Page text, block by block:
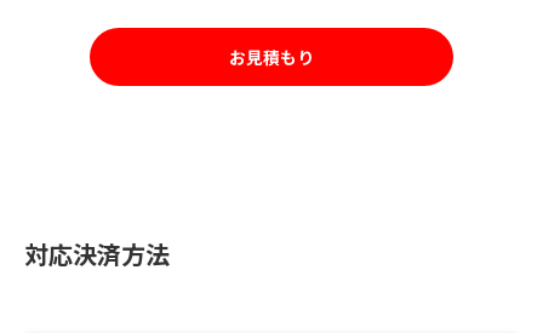
お見積もり
対応決済方法